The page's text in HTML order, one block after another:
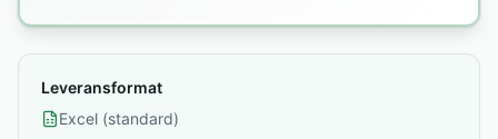
Leveransformat
Excel (standard)